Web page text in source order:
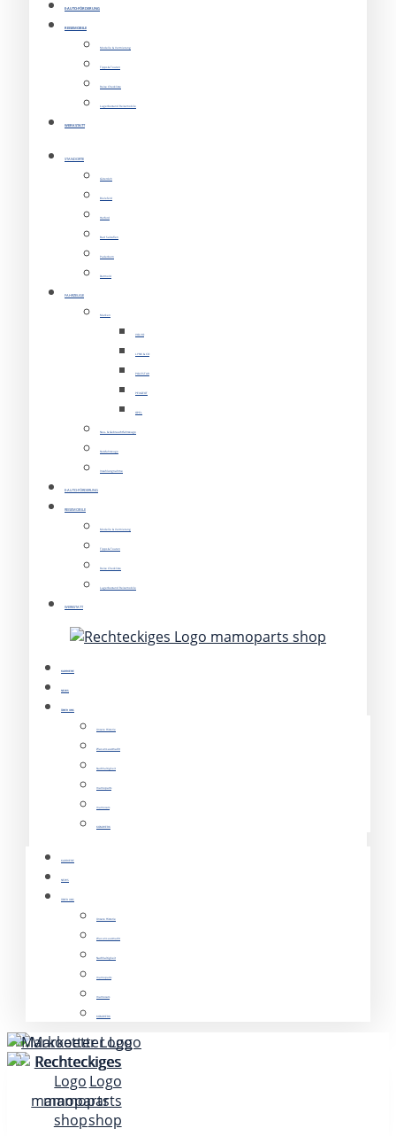
E-AUTO-FÖRDERUNG
REISEMOBILE
Modelle & Vermietung
Tipps & Touren
Reise Checkliste
Lagerbestand Reisemobile
WERKSTATT
STANDORTE
Gütersloh
Bielefeld
Herford
Bad Salzuflen
Paderborn
Detmold
FAHRZEUGE
Marken
VOLVO
LYNK & CO
POLESTAR
PEUGEOT
OPEL
Neu- & Gebrauchtfahrzeuge
Nutzfahrzeuge
Inzahlungnahme
E-AUTO-FÖRDERUNG
REISEMOBILE
Modelle & Vermietung
Tipps & Touren
Reise Checkliste
Lagerbestand Reisemobile
WERKSTATT
KARRIERE
NEWS
ÜBER UNS
Unsere Historie
Was uns ausmacht
Nachhaltigkeit
mamoparts
mamocars
KOMWERK
KARRIERE
NEWS
ÜBER UNS
Unsere Historie
Was uns ausmacht
Nachhaltigkeit
mamoparts
mamocars
KOMWERK